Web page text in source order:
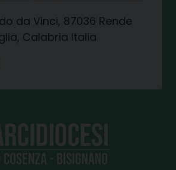
da Vinci, 87036 Rende
Calabria Italia